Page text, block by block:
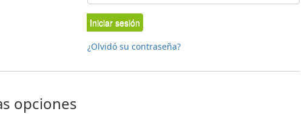
Iniciar sesión
¿Olvidó su contraseña?
opciones